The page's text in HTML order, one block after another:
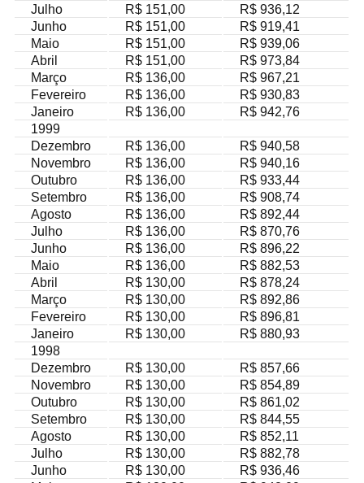
Julho
R$ 151,00
R$ 936,12
Junho
R$ 151,00
R$ 919,41
Maio
R$ 151,00
R$ 939,06
Abril
R$ 151,00
R$ 973,84
Março
R$ 136,00
R$ 967,21
Fevereiro
R$ 136,00
R$ 930,83
Janeiro
R$ 136,00
R$ 942,76
1999
Dezembro
R$ 136,00
R$ 940,58
Novembro
R$ 136,00
R$ 940,16
Outubro
R$ 136,00
R$ 933,44
Setembro
R$ 136,00
R$ 908,74
Agosto
R$ 136,00
R$ 892,44
Julho
R$ 136,00
R$ 870,76
Junho
R$ 136,00
R$ 896,22
Maio
R$ 136,00
R$ 882,53
Abril
R$ 130,00
R$ 878,24
Março
R$ 130,00
R$ 892,86
Fevereiro
R$ 130,00
R$ 896,81
Janeiro
R$ 130,00
R$ 880,93
1998
Dezembro
R$ 130,00
R$ 857,66
Novembro
R$ 130,00
R$ 854,89
Outubro
R$ 130,00
R$ 861,02
Setembro
R$ 130,00
R$ 844,55
Agosto
R$ 130,00
R$ 852,11
Julho
R$ 130,00
R$ 882,78
Junho
R$ 130,00
R$ 936,46